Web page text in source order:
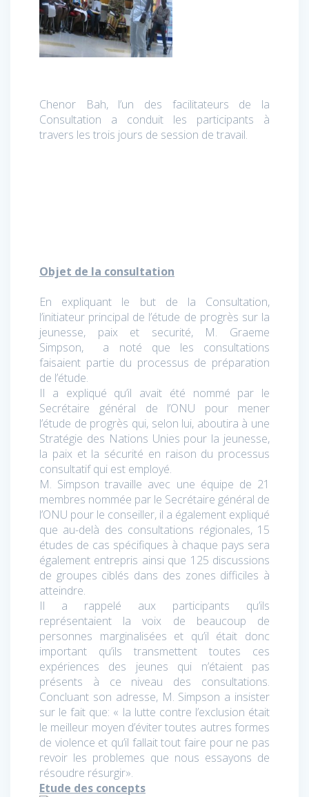
Chenor Bah, l’un des facilitateurs de la
Consultation a conduit les participants à
travers les trois jours de session de travail.
Objet de la consultation
En expliquant le but de la Consultation,
l’initiateur principal de l’étude de progrès sur la
jeunesse, paix et securité, M. Graeme
Simpson, a noté que les consultations
faisaient partie du processus de préparation
de l’étude.
Il a expliqué qu’il avait été nommé par le
Secrétaire général de l’ONU pour mener
l’étude de progrès qui, selon lui, aboutira à une
Stratégie des Nations Unies pour la jeunesse,
la paix et la sécurité en raison du processus
consultatif qui est employé.
M. Simpson travaille avec une équipe de 21
membres nommée par le Secrétaire général de
l’ONU pour le conseiller, il a également expliqué
que au-delà des consultations régionales, 15
études de cas spécifiques à chaque pays sera
également entrepris ainsi que 125 discussions
de groupes ciblés dans des zones difficiles à
atteindre.
Il a rappelé aux participants qu’ils
représentaient la voix de beaucoup de
personnes marginalisées et qu’il était donc
important qu’ils transmettent toutes ces
expériences des jeunes qui n’étaient pas
présents à ce niveau des consultations.
Concluant son adresse, M. Simpson a insister
sur le fait que: « la lutte contre l’exclusion était
le meilleur moyen d’éviter toutes autres formes
de violence et qu’il fallait tout faire pour ne pas
revoir les problemes que nous essayons de
résoudre résurgir».
Etude des concepts